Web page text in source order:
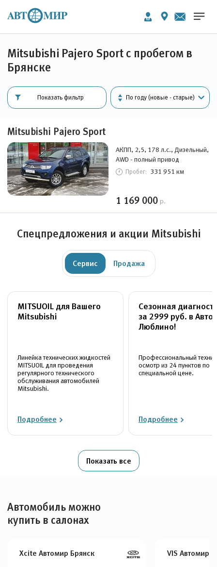
Mitsubishi Pajero Sport с пробегом в
Брянске
Показать фильтр
Mitsubishi Pajero Sport
АКПП, 2,5, 178 л.с., Дизельный,
AWD - полный привод
Пробег: 331 951 км
1 169 000 р.
Спецпредложения и акции Mitsubishi
Сервис Продажа
MITSUOIL для Вашего
Mitsubishi
Линейка технических жидкостей
MITSUOIL для проведения
регулярного технического
обслуживания автомобилей
Mitsubishi.
Подробнее
Сезонная
за 2999 руб. в
Люблино!
Профессиональный
осмотр из 24 пунктов по
специальной цене.
Подробнее
Показать все
Автомобиль можно
купить в салонах
Xcite Автомир Брянск VIS Автомир